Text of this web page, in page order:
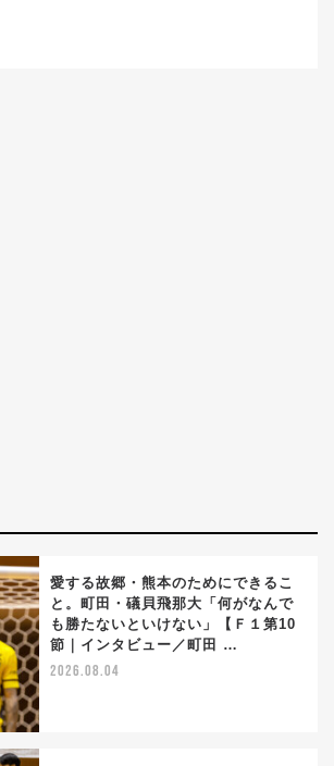
愛する故郷・熊本のためにできるこ
と。町田・礒貝飛那大「何がなんで
も勝たないといけない」【Ｆ１第10
節｜インタビュー／町田 …
2026.08.04